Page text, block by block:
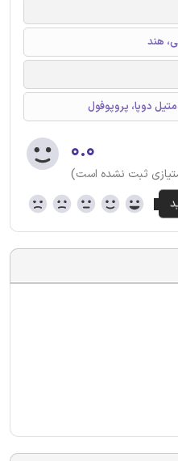
هند
دوپا، پروپوفول
۰.۰
ثبت نشده است)